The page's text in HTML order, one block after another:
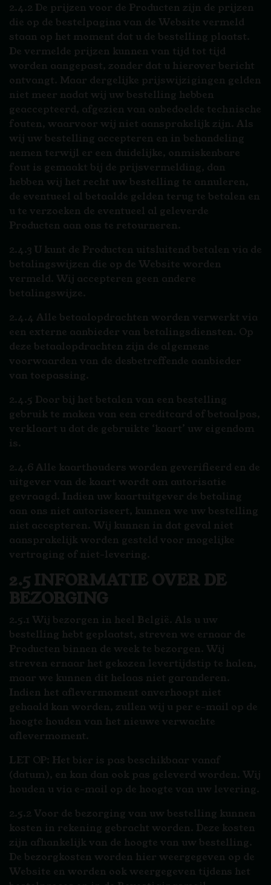
2.4.2 De prijzen voor de Producten zijn de prijzen
die op de bestelpagina van de Website vermeld
staan op het moment dat u de bestelling plaatst.
De vermelde prijzen kunnen van tijd tot tijd
worden aangepast, zonder dat u hierover bericht
ontvangt. Maar dergelijke prijswijzigingen gelden
niet meer nadat wij uw bestelling hebben
geaccepteerd, afgezien van onbedoelde technische
fouten, waarvoor wij niet aansprakelijk zijn. Als
wij uw bestelling accepteren en in behandeling
nemen terwijl er een duidelijke, onmiskenbare
fout is gemaakt bij de prijsvermelding, dan
hebben wij het recht uw bestelling te annuleren,
de eventueel al betaalde gelden terug te betalen en
u te verzoeken de eventueel al geleverde
Producten aan ons te retourneren.
2.4.3 U kunt de Producten uitsluitend betalen via de
betalingswijzen die op de Website worden
vermeld. Wij accepteren geen andere
betalingswijze.
2.4.4 Alle betaalopdrachten worden verwerkt via
een externe aanbieder van betalingsdiensten. Op
deze betaalopdrachten zijn de algemene
voorwaarden van de desbetreffende aanbieder
van toepassing.
2.4.5 Door bij het betalen van een bestelling
gebruik te maken van een creditcard of betaalpas,
verklaart u dat de gebruikte ‘kaart’ uw eigendom
is.
2.4.6 Alle kaarthouders worden geverifieerd en de
uitgever van de kaart wordt om autorisatie
gevraagd. Indien uw kaartuitgever de betaling
aan ons niet autoriseert, kunnen we uw bestelling
niet accepteren. Wij kunnen in dat geval niet
aansprakelijk worden gesteld voor mogelijke
vertraging of niet-levering.
2.5 INFORMATIE OVER DE
BEZORGING
2.5.1 Wij bezorgen in heel België. Als u uw
bestelling hebt geplaatst, streven we ernaar de
Producten binnen de week te bezorgen. Wij
streven ernaar het gekozen levertijdstip te halen,
maar we kunnen dit helaas niet garanderen.
Indien het aflevermoment onverhoopt niet
gehaald kan worden, zullen wij u per e-mail op de
hoogte houden van het nieuwe verwachte
aflevermoment.
LET OP: Het bier is pas beschikbaar vanaf
(datum), en kan dan ook pas geleverd worden. Wij
houden u via e-mail op de hoogte van uw levering.
2.5.2 Voor de bezorging van uw bestelling kunnen
kosten in rekening gebracht worden. Deze kosten
zijn afhankelijk van de hoogte van uw bestelling.
De bezorgkosten worden hier weergegeven op de
Website en worden ook weergegeven tijdens het